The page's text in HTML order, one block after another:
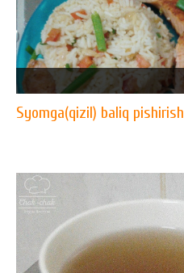
Syomga(qizil) baliq pishirish